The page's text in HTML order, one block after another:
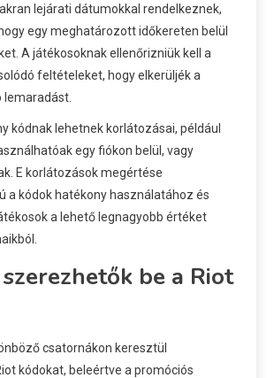
lejárati dátumokkal rendelkeznek,
egy meghatározott időkereten belül
A játékosoknak ellenőrizniük kell a
feltételeket, hogy elkerüljék a
lemaradást.
kódnak lehetnek korlátozásai, például
egy fiókon belül, vagy
E korlátozások megértése
a kódok hatékony használatához és
a lehető legnagyobb értéket
be a Riot
csatornákon keresztül
kódokat, beleértve a promóciós